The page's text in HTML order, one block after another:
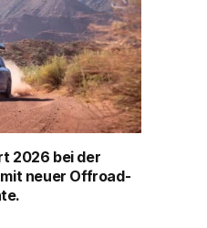
2026 bei der
mit neuer Offroad-